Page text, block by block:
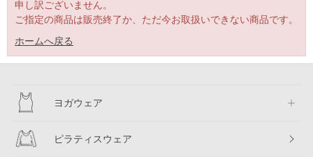
申し訳ございません。
ご指定の商品は販売終了か、ただ今お取扱いできない商品です。
ホームへ戻る
ヨガウェア
ピラティスウェア